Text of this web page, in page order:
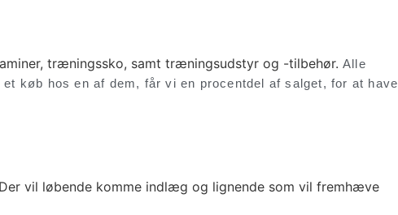
træningssko, samt træningsudstyr og -tilbehør. Alle
køb hos en af dem, får vi en procentdel af salget, for at have
vil løbende komme indlæg og lignende som vil fremhæve